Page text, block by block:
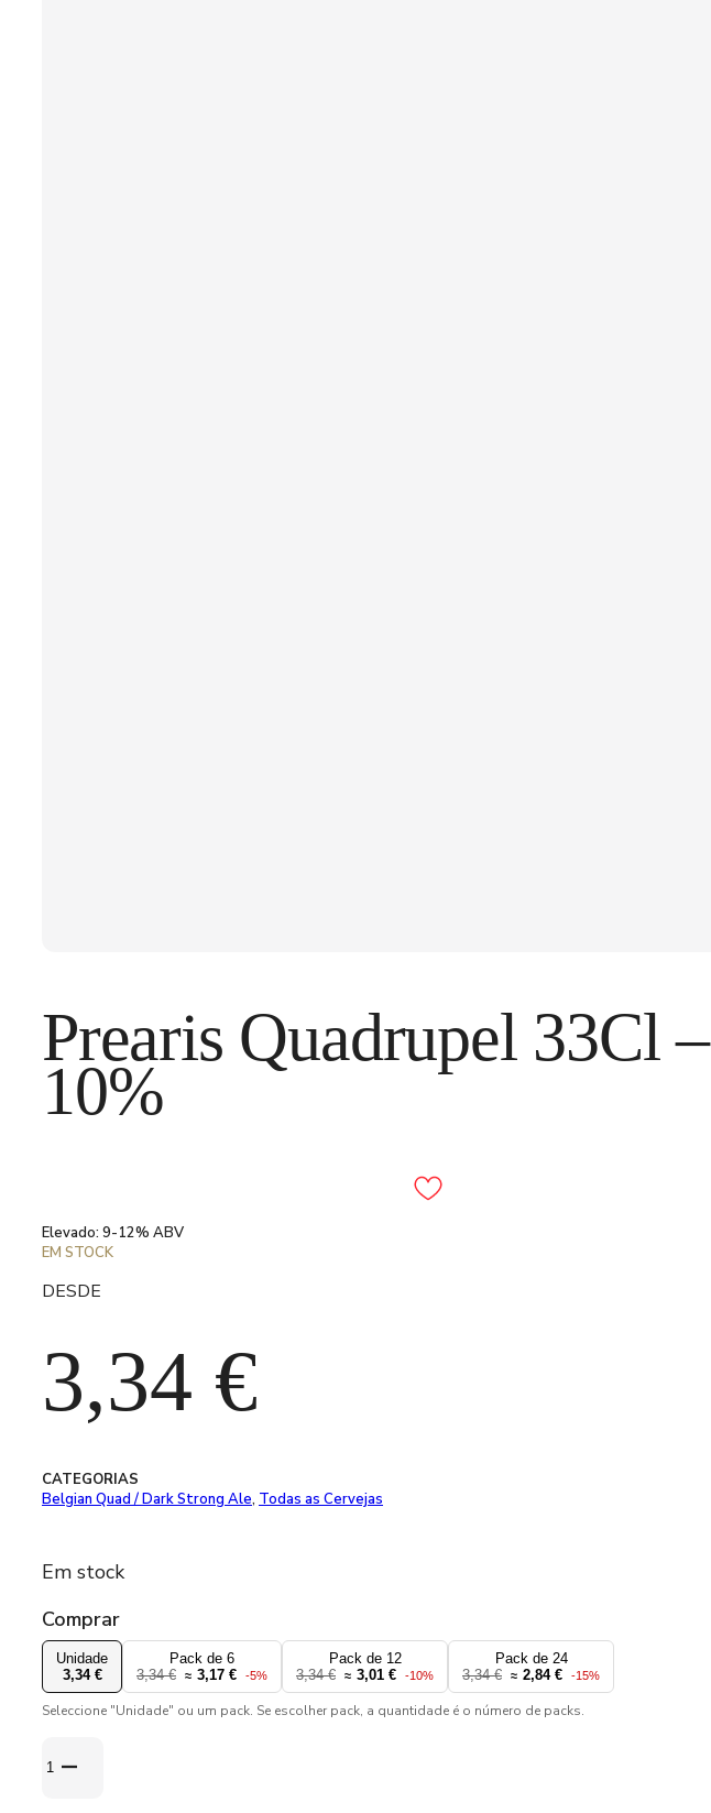
Prearis Quadrupel 33Cl –
10%
Elevado: 9-12% ABV
EM STOCK
DESDE
3,34 €
CATEGORIAS
Belgian Quad / Dark Strong Ale, Todas as Cervejas
Em stock
Comprar
Unidade
3,34 €
Pack de 6
3,34 €
≈ 3,17 € -5%
Pack de 12
3,34 €
≈ 3,01 € -10%
Pack de 24
3,34 €
≈ 2,84 € -15%
Seleccione "Unidade" ou um pack. Se escolher pack, a quantidade é o número de packs.
de